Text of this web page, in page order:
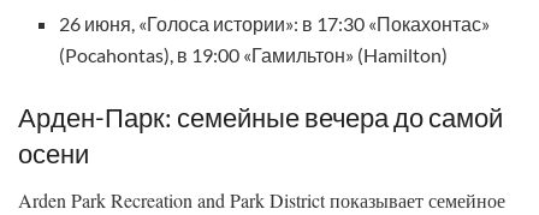
26 июня, «Голоса истории»: в 17:30 «Покахонтас»
(Pocahontas), в 19:00 «Гамильтон» (Hamilton)
Арден-Парк: семейные вечера до самой
осени
Arden Park Recreation and Park District показывает семейное